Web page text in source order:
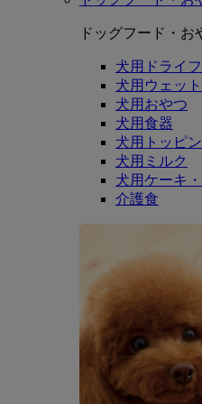
ドッグフード・お
犬用ドライ
犬用ウェッ
犬用おやつ
犬用食器
犬用トッピ
犬用ミルク
犬用ケーキ
介護食